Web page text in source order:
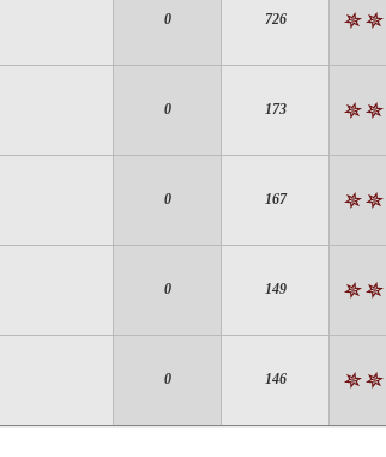
0
726
0
173
0
167
0
149
0
146